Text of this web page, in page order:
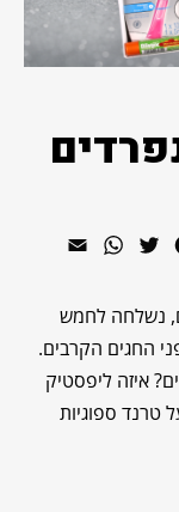
16 – נפרדים
Facebook
Twitter
WhatsApp
נשלחה לחמש
החגים הקרבים.
איזה ליפסטיק
טרנד ספוגיות